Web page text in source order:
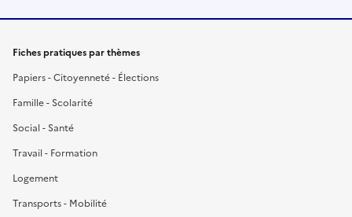
Fiches pratiques par thèmes
Papiers - Citoyenneté - Élections
Famille - Scolarité
Social - Santé
Travail - Formation
Logement
Transports - Mobilité